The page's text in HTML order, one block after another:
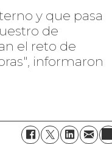
y que pasa
de
el reto de
informaron